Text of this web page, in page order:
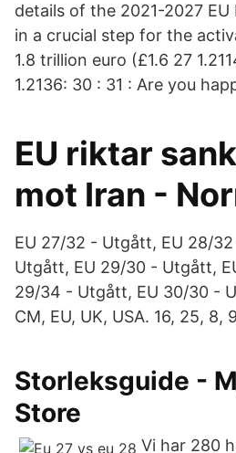
details of the 2021-2027 EU
in a crucial step for the
1.8 trillion euro (£1.6 27
1.2136: 30 : 31 : Are you
EU riktar
mot Iran -
EU 27/32 - Utgått, EU 28/
Utgått, EU 29/30 - Utgått,
29/34 - Utgått, EU 30/30 -
CM, EU, UK, USA. 16, 25, 8,
Storleksguide -
Store
Vi har 280